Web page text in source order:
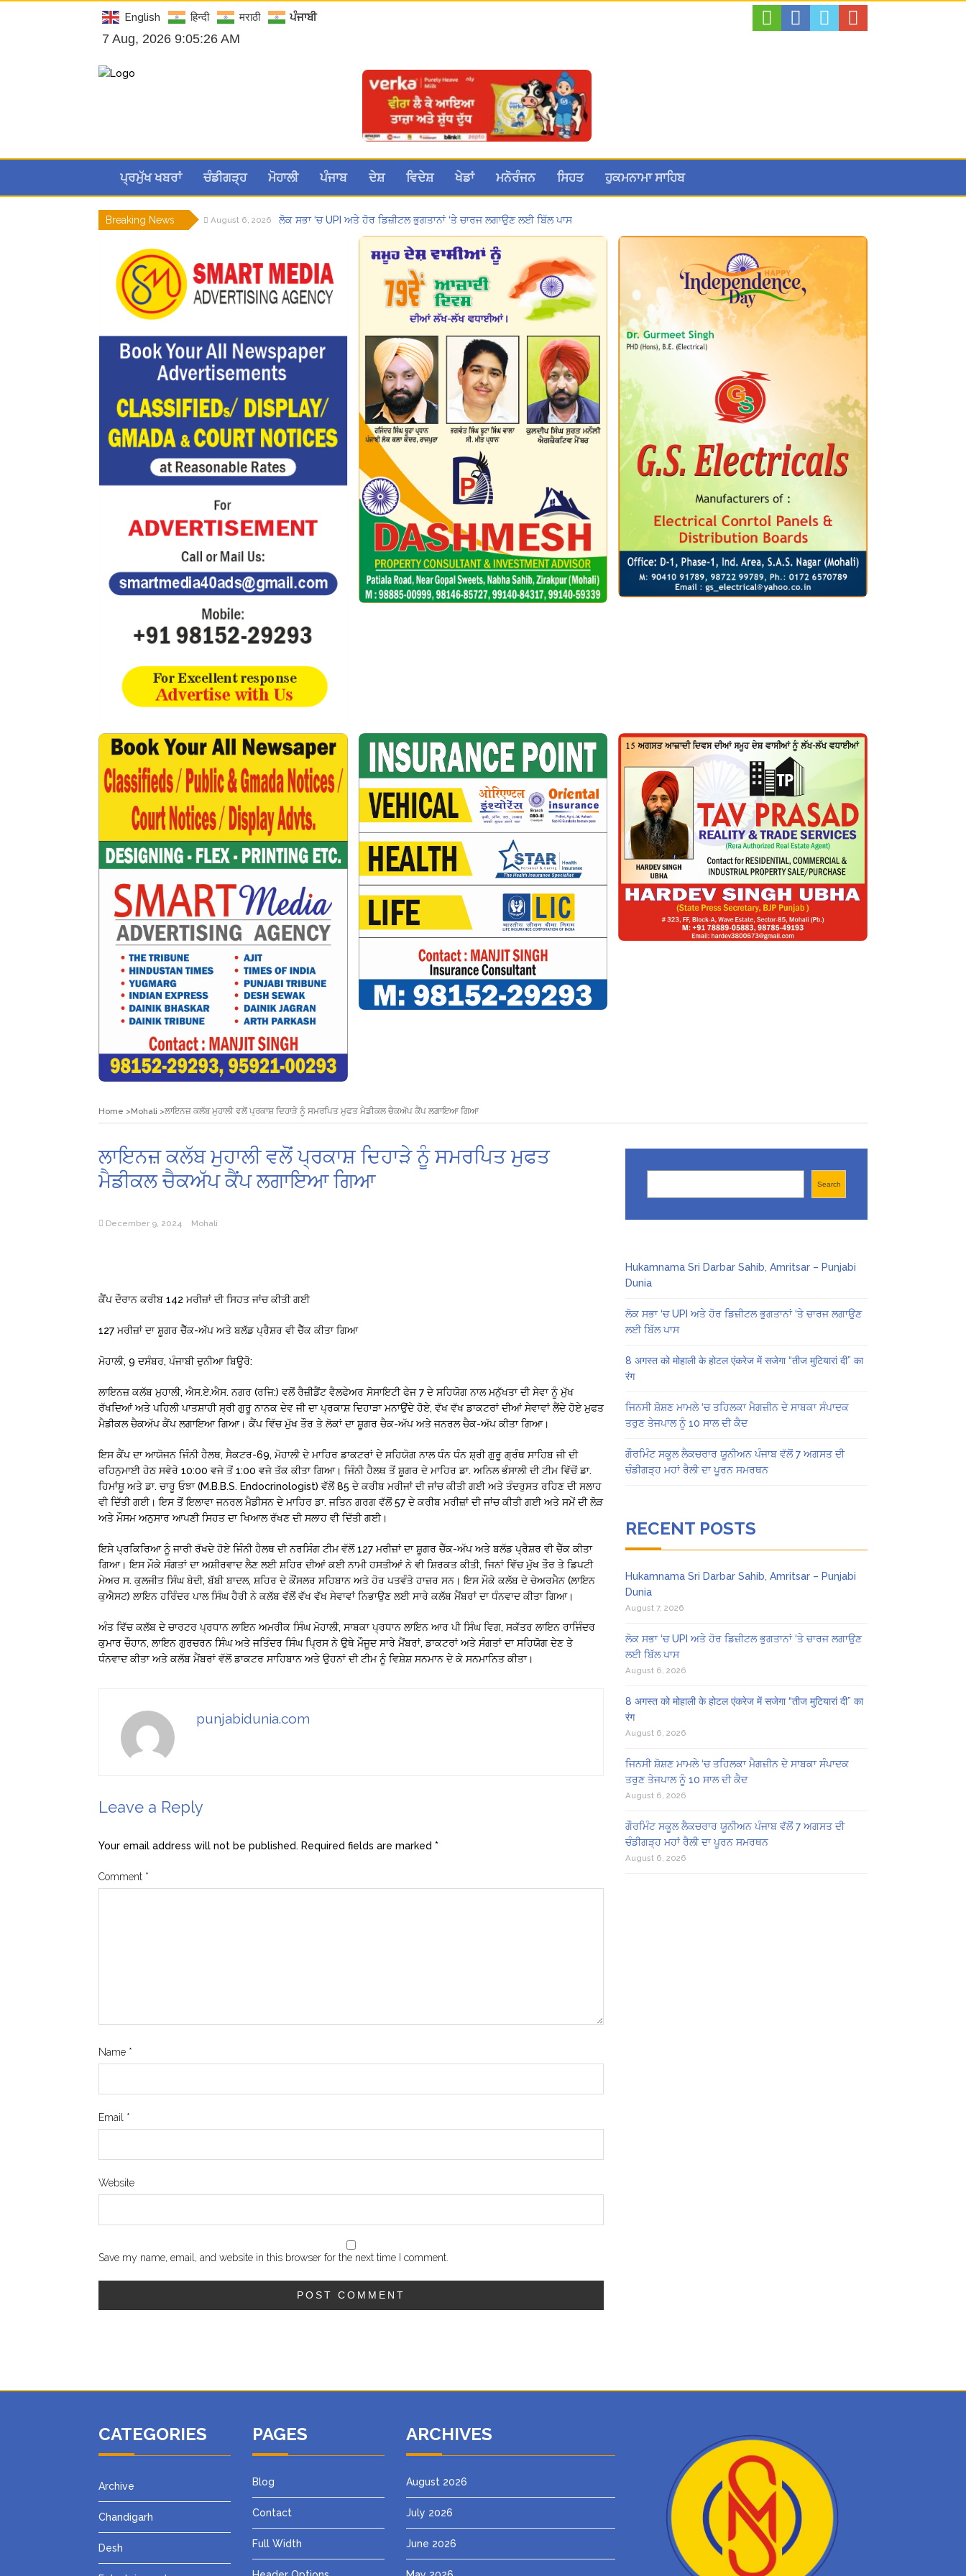
English हिन्दी मराठी ਪੰਜਾਬੀ
7 Aug, 2026 9:05:28 AM
ਪ੍ਰਮੁੱਖ ਖਬਰਾਂ ਚੰਡੀਗੜ੍ਹ ਮੋਹਾਲੀ ਪੰਜਾਬ ਦੇਸ਼ ਵਿਦੇਸ਼ ਖੇਡਾਂ ਮਨੋਰੰਜਨ ਸਿਹਤ ਹੁਕਮਨਾਮਾ ਸਾਹਿਬ
Breaking News August 6, 2026 ਲੋਕ ਸਭਾ ‘ਚ UPI ਅਤੇ ਹੋਰ ਡਿਜ਼ੀਟਲ ਭੁਗਤਾਨਾਂ ‘ਤੇ ਚਾਰਜ ਲਗਾਉਣ ਲਈ ਬਿੱਲ ਪਾਸ
8 अगस्त को मोहाली के होटल एंकरेज में सजेगा “तीज मुटियारां दी” का रंग
ਜਿਨਸੀ ਸ਼ੋਸ਼ਣ ਮਾਮਲੇ ‘ਚ ਤਹਿਲਕਾ ਮੈਗਜ਼ੀਨ ਦੇ ਸਾਬਕਾ ਸੰਪਾਦਕ ਤਰੁਣ ਤੇਜਪਾਲ ਨੂੰ 10 ਸਾਲ ਦੀ ਕੈਦ
August 6, 2026 ਗੌਰਮਿੰਟ ਸਕੂਲ ਲੈਕਚਰਾਰ ਯੂਨੀਅਨ ਪੰਜਾਬ ਵੱਲੋਂ 7 ਅਗਸਤ ਦੀ ਚੰਡੀਗੜ੍ਹ ਮਹਾਂ ਰੈਲੀ ਦਾ ਪੂਰਨ ਸਮਰਥਨ
August 6, 2026 Hukamnama Sri Darbar Sahib, Amritsar – Punjabi Dunia
August 7, 2026 Hukamnama Sri Darbar Sahib, Amritsar – Punjabi Dunia
Home Mohali ਲਾਇਨਜ਼ ਕਲੱਬ ਮੁਹਾਲੀ ਵਲੋਂ ਪ੍ਰਕਾਸ਼ ਦਿਹਾੜੇ ਨੂੰ ਸਮਰਪਿਤ ਮੁਫਤ ਮੈਡੀਕਲ ਚੈਕਅੱਪ ਕੈਂਪ ਲਗਾਇਆ ਗਿਆ
ਲਾਇਨਜ਼ ਕਲੱਬ ਮੁਹਾਲੀ ਵਲੋਂ ਪ੍ਰਕਾਸ਼ ਦਿਹਾੜੇ ਨੂੰ ਸਮਰਪਿਤ ਮੁਫਤ
ਮੈਡੀਕਲ ਚੈਕਅੱਪ ਕੈਂਪ ਲਗਾਇਆ ਗਿਆ
December 9, 2024 Mohali
ਕੈਂਪ ਦੌਰਾਨ ਕਰੀਬ 142 ਮਰੀਜ਼ਾਂ ਦੀ ਸਿਹਤ ਜਾਂਚ ਕੀਤੀ ਗਈ
127 ਮਰੀਜ਼ਾਂ ਦਾ ਸ਼ੂਗਰ ਚੈੱਕ-ਅੱਪ ਅਤੇ ਬਲੱਡ ਪ੍ਰੈਸ਼ਰ ਵੀ ਚੈੱਕ ਕੀਤਾ ਗਿਆ
ਮੋਹਾਲੀ, 9 ਦਸੰਬਰ, ਪੰਜਾਬੀ ਦੁਨੀਆ ਬਿਊਰੋ:
ਲਾਇਨਜ਼ ਕਲੱਬ ਮੁਹਾਲੀ, ਐਸ.ਏ.ਐਸ. ਨਗਰ (ਰਜਿ:) ਵਲੋਂ ਰੈਜ਼ੀਡੈਂਟ ਵੈਲਫੇਅਰ ਸੋਸਾਇਟੀ ਫੇਜ 7 ਦੇ ਸਹਿਯੋਗ ਨਾਲ ਮਨੁੱਖਤਾ ਦੀ ਸੇਵਾ ਨੂੰ ਮੁੱਖ
ਰੱਖਦਿਆਂ ਅਤੇ ਪਹਿਲੀ ਪਾਤਸ਼ਾਹੀ ਸ੍ਰੀ ਗੁਰੂ ਨਾਨਕ ਦੇਵ ਜੀ ਦਾ ਪ੍ਰਕਾਸ਼ ਦਿਹਾੜਾ ਮਨਾਉਂਦੇ ਹੋਏ, ਵੱਖ ਵੱਖ ਡਾਕਟਰਾਂ ਦੀਆਂ ਸੇਵਾਵਾਂ ਲੈਂਦੇ ਹੋਏ ਮੁਫਤ
ਮੈਡੀਕਲ ਚੈਕਅੱਪ ਕੈਂਪ ਲਗਾਇਆ ਗਿਆ। ਕੈਂਪ ਵਿੱਚ ਮੁੱਖ ਤੌਰ ਤੇ ਲੋਕਾਂ ਦਾ ਸ਼ੂਗਰ ਚੈਕ-ਅੱਪ ਅਤੇ ਜਨਰਲ ਚੈਕ-ਅੱਪ ਕੀਤਾ ਗਿਆ।
ਇਸ ਕੈਂਪ ਦਾ ਆਯੋਜਨ ਜਿੰਨੀ ਹੈਲਥ, ਸੈਕਟਰ-69, ਮੋਹਾਲੀ ਦੇ ਮਾਹਿਰ ਡਾਕਟਰਾਂ ਦੇ ਸਹਿਯੋਗ ਨਾਲ ਧੰਨ ਧੰਨ ਸ਼੍ਰੀ ਗੁਰੂ ਗ੍ਰੰਥ ਸਾਹਿਬ ਜੀ ਦੀ
ਰਹਿਨੁਮਾਈ ਹੇਠ ਸਵੇਰੇ 10:00 ਵਜੇ ਤੋਂ 1:00 ਵਜੇ ਤੱਕ ਕੀਤਾ ਗਿਆ। ਜਿੰਨੀ ਹੈਲਥ ਤੋਂ ਸ਼ੂਗਰ ਦੇ ਮਾਹਿਰ ਡਾ. ਅਨਿਲ ਭੰਸਾਲੀ ਦੀ ਟੀਮ ਵਿੱਚੋਂ ਡਾ.
ਹਿਮਾਂਸ਼ੂ ਅਤੇ ਡਾ. ਚਾਰੂ ਓਝਾ (M.B.B.S. Endocrinologist) ਵੱਲੋਂ 85 ਦੇ ਕਰੀਬ ਮਰੀਜਾਂ ਦੀ ਜਾਂਚ ਕੀਤੀ ਗਈ ਅਤੇ ਤੰਦਰੁਸਤ ਰਹਿਣ ਦੀ ਸਲਾਹ
ਵੀ ਦਿੱਤੀ ਗਈ। ਇਸ ਤੋਂ ਇਲਾਵਾ ਜਨਰਲ ਮੈਡੀਸਨ ਦੇ ਮਾਹਿਰ ਡਾ. ਜਤਿਨ ਗਰਗ ਵੱਲੋਂ 57 ਦੇ ਕਰੀਬ ਮਰੀਜ਼ਾਂ ਦੀ ਜਾਂਚ ਕੀਤੀ ਗਈ ਅਤੇ ਸਮੇਂ ਦੀ ਲੋੜ
ਅਤੇ ਮੌਸਮ ਅਨੁਸਾਰ ਆਪਣੀ ਸਿਹਤ ਦਾ ਖਿਆਲ ਰੱਖਣ ਦੀ ਸਲਾਹ ਵੀ ਦਿੱਤੀ ਗਈ।
ਇਸੇ ਪ੍ਰਕਿਰਿਆ ਨੂੰ ਜਾਰੀ ਰੱਖਦੇ ਹੋਏ ਜਿੰਨੀ ਹੈਲਥ ਦੀ ਨਰਸਿੰਗ ਟੀਮ ਵੱਲੋਂ 127 ਮਰੀਜ਼ਾਂ ਦਾ ਸ਼ੂਗਰ ਚੈੱਕ-ਅੱਪ ਅਤੇ ਬਲੱਡ ਪ੍ਰੈਸ਼ਰ ਵੀ ਚੈੱਕ ਕੀਤਾ
ਗਿਆ। ਇਸ ਮੌਕੇ ਸੰਗਤਾਂ ਦਾ ਅਸ਼ੀਰਵਾਦ ਲੈਣ ਲਈ ਸ਼ਹਿਰ ਦੀਆਂ ਕਈ ਨਾਮੀ ਹਸਤੀਆਂ ਨੇ ਵੀ ਸ਼ਿਰਕਤ ਕੀਤੀ, ਜਿਨਾਂ ਵਿੱਚ ਮੁੱਖ ਤੌਰ ਤੇ ਡਿਪਟੀ
ਮੇਅਰ ਸ. ਕੁਲਜੀਤ ਸਿੰਘ ਬੇਦੀ, ਬੱਬੀ ਬਾਦਲ, ਸ਼ਹਿਰ ਦੇ ਕੌਂਸਲਰ ਸਹਿਬਾਨ ਅਤੇ ਹੋਰ ਪਤਵੰਤੇ ਹਾਜ਼ਰ ਸਨ। ਇਸ ਮੌਕੇ ਕਲੱਬ ਦੇ ਚੇਅਰਮੈਨ (ਲਾਇਨ
ਕੁਐਸਟ) ਲਾਇਨ ਹਰਿੰਦਰ ਪਾਲ ਸਿੰਘ ਹੈਰੀ ਨੇ ਕਲੱਬ ਵੱਲੋਂ ਵੱਖ ਵੱਖ ਸੇਵਾਵਾਂ ਨਿਭਾਉਣ ਲਈ ਸਾਰੇ ਕਲੱਬ ਮੈਂਬਰਾਂ ਦਾ ਧੰਨਵਾਦ ਕੀਤਾ ਗਿਆ।
ਅੰਤ ਵਿੱਚ ਕਲੱਬ ਦੇ ਚਾਰਟਰ ਪ੍ਰਧਾਨ ਲਾਇਨ ਅਮਰੀਕ ਸਿੰਘ ਮੋਹਾਲੀ, ਸਾਬਕਾ ਪ੍ਰਧਾਨ ਲਾਇਨ ਆਰ ਪੀ ਸਿੰਘ ਵਿਗ, ਸਕੱਤਰ ਲਾਇਨ ਰਾਜਿੰਦਰ
ਕੁਮਾਰ ਚੌਹਾਨ, ਲਾਇਨ ਗੁਰਚਰਨ ਸਿੰਘ ਅਤੇ ਜਤਿੰਦਰ ਸਿੰਘ ਪ੍ਰਿਸ ਨੇ ਉਥੇ ਮੌਜੂਦ ਸਾਰੇ ਮੈਂਬਰਾਂ, ਡਾਕਟਰਾਂ ਅਤੇ ਸੰਗਤਾਂ ਦਾ ਸਹਿਯੋਗ ਦੇਣ ਤੇ
ਧੰਨਵਾਦ ਕੀਤਾ ਅਤੇ ਕਲੱਬ ਮੈਂਬਰਾਂ ਵੱਲੋਂ ਡਾਕਟਰ ਸਾਹਿਬਾਨ ਅਤੇ ਉਹਨਾਂ ਦੀ ਟੀਮ ਨੂੰ ਵਿਸ਼ੇਸ਼ ਸਨਮਾਨ ਦੇ ਕੇ ਸਨਮਾਨਿਤ ਕੀਤਾ।
punjabidunia.com
Leave a Reply
Your email address will not be published. Required fields are marked *
Comment *
Name *
Email *
Website
Save my name, email, and website in this browser for the next time I comment.
Search
Hukamnama Sri Darbar Sahib, Amritsar – Punjabi
Dunia
ਲੋਕ ਸਭਾ ‘ਚ UPI ਅਤੇ ਹੋਰ ਡਿਜ਼ੀਟਲ ਭੁਗਤਾਨਾਂ ‘ਤੇ ਚਾਰਜ ਲਗਾਉਣ
ਲਈ ਬਿੱਲ ਪਾਸ
8 अगस्त को मोहाली के होटल एंकरेज में सजेगा “तीज मुटियारां दी” का
रंग
ਜਿਨਸੀ ਸ਼ੋਸ਼ਣ ਮਾਮਲੇ ‘ਚ ਤਹਿਲਕਾ ਮੈਗਜ਼ੀਨ ਦੇ ਸਾਬਕਾ ਸੰਪਾਦਕ
ਤਰੁਣ ਤੇਜਪਾਲ ਨੂੰ 10 ਸਾਲ ਦੀ ਕੈਦ
ਗੌਰਮਿੰਟ ਸਕੂਲ ਲੈਕਚਰਾਰ ਯੂਨੀਅਨ ਪੰਜਾਬ ਵੱਲੋਂ 7 ਅਗਸਤ ਦੀ
ਚੰਡੀਗੜ੍ਹ ਮਹਾਂ ਰੈਲੀ ਦਾ ਪੂਰਨ ਸਮਰਥਨ
RECENT POSTS
Hukamnama Sri Darbar Sahib, Amritsar – Punjabi
Dunia
August 7, 2026
ਲੋਕ ਸਭਾ ‘ਚ UPI ਅਤੇ ਹੋਰ ਡਿਜ਼ੀਟਲ ਭੁਗਤਾਨਾਂ ‘ਤੇ ਚਾਰਜ ਲਗਾਉਣ
ਲਈ ਬਿੱਲ ਪਾਸ
August 6, 2026
8 अगस्त को मोहाली के होटल एंकरेज में सजेगा “तीज मुटियारां दी” का
रंग
August 6, 2026
ਜਿਨਸੀ ਸ਼ੋਸ਼ਣ ਮਾਮਲੇ ‘ਚ ਤਹਿਲਕਾ ਮੈਗਜ਼ੀਨ ਦੇ ਸਾਬਕਾ ਸੰਪਾਦਕ
ਤਰੁਣ ਤੇਜਪਾਲ ਨੂੰ 10 ਸਾਲ ਦੀ ਕੈਦ
August 6, 2026
ਗੌਰਮਿੰਟ ਸਕੂਲ ਲੈਕਚਰਾਰ ਯੂਨੀਅਨ ਪੰਜਾਬ ਵੱਲੋਂ 7 ਅਗਸਤ ਦੀ
ਚੰਡੀਗੜ੍ਹ ਮਹਾਂ ਰੈਲੀ ਦਾ ਪੂਰਨ ਸਮਰਥਨ
August 6, 2026
CATEGORIES
Archive
Chandigarh
Desh
PAGES
Blog
Contact
Full Width
ARCHIVES
August 2026
July 2026
June 2026